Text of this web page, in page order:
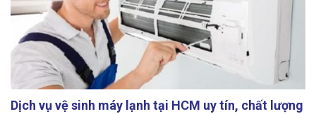
Dịch vụ vệ sinh máy lạnh tại HCM uy tín, chất lượng